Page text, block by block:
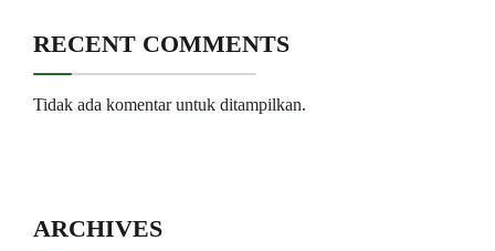
RECENT COMMENTS
Tidak ada komentar untuk ditampilkan.
ARCHIVES